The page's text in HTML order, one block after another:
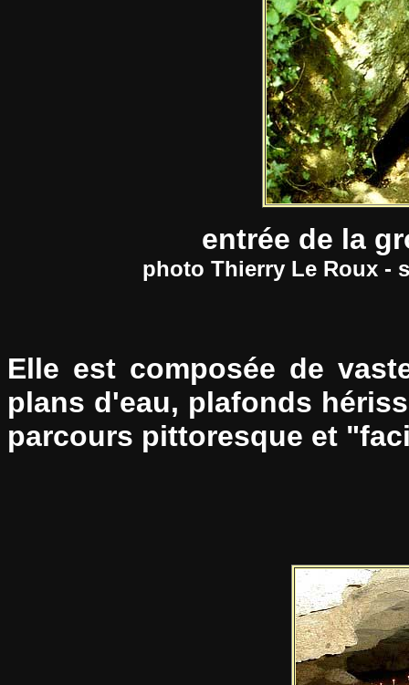
entrée de la
photo Thierry Le Roux -
Elle est composée de
plans d'eau, plafonds
parcours pittoresque et